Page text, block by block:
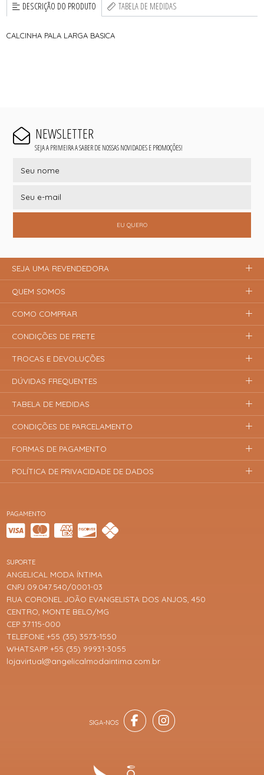
DESCRIÇÃO DO PRODUTO TABELA DE MEDIDAS
CALCINHA PALA LARGA BASICA
NEWSLETTER
SEJA A PRIMEIRA A SABER DE NOSSAS NOVIDADES E PROMOÇÕES!
EU QUERO
PAGAMENTO
SUPORTE
ANGELICAL MODA ÍNTIMA
CNPJ 09.047.540/0001-03
RUA CORONEL JOÃO EVANGELISTA DOS ANJOS, 450
CENTRO, MONTE BELO/MG
CEP 37115-000
TELEFONE +55 (35) 3573-1550
WHATSAPP +55 (35) 99931-3055
lojavirtual@angelicalmodaintima.com.br
SEJA UMA REVENDEDORA
QUEM SOMOS
COMO COMPRAR
CONDIÇÕES DE FRETE
TROCAS E DEVOLUÇÕES
DÚVIDAS FREQUENTES
TABELA DE MEDIDAS
CONDIÇÕES DE PARCELAMENTO
FORMAS DE PAGAMENTO
POLÍTICA DE PRIVACIDADE DE DADOS